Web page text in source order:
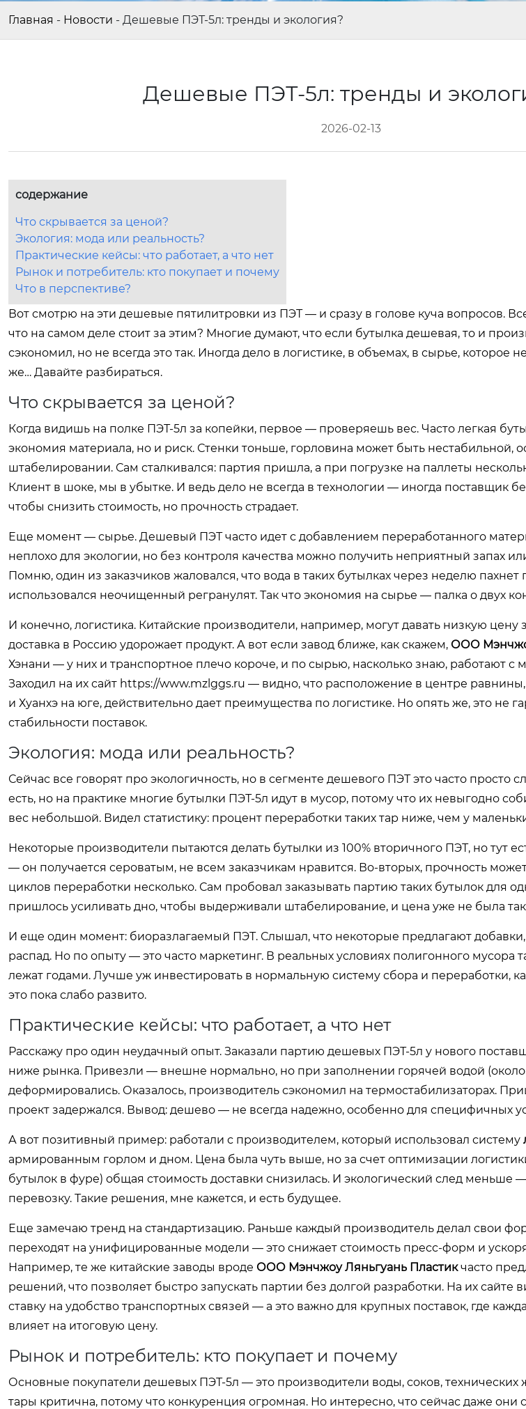
Главная - Новости - Дешевые ПЭТ-5л: тренды и экология?
Дешевые ПЭТ-5л: тренды и
2026-02-13
содержание
Что скрывается за ценой?
Экология: мода или реальность?
Практические кейсы: что работает, а что нет
Рынок и потребитель: кто покупает и почему
Что в перспективе?
Вот смотрю на эти дешевые пятилитровки из ПЭТ — и сразу в голове куча вопросов.
что на самом деле стоит за этим? Многие думают, что если бутылка дешевая, то и
сэкономил, но не всегда это так. Иногда дело в логистике, в объемах, в сырье, которое
же… Давайте разбираться.
Что скрывается за ценой?
Когда видишь на полке ПЭТ-5л за копейки, первое — проверяешь вес. Часто легкая
экономия материала, но и риск. Стенки тоньше, горловина может быть нестабильной,
штабелировании. Сам сталкивался: партия пришла, а при погрузке на паллеты
Клиент в шоке, мы в убытке. И ведь дело не всегда в технологии — иногда поставщик
чтобы снизить стоимость, но прочность страдает.
Еще момент — сырье. Дешевый ПЭТ часто идет с добавлением переработанного
неплохо для экологии, но без контроля качества можно получить неприятный запах
Помню, один из заказчиков жаловался, что вода в таких бутылках через неделю пахнет
использовался неочищенный регранулят. Так что экономия на сырье — палка о двух
И конечно, логистика. Китайские производители, например, могут давать низкую цену
доставка в Россию удорожает продукт. А вот если завод ближе, как скажем, ООО
Хэнани — у них и транспортное плечо короче, и по сырью, насколько знаю, работают с
Заходил на их сайт https://www.mzlggs.ru — видно, что расположение в центре равнины,
и Хуанхэ на юге, действительно дает преимущества по логистике. Но опять же, это не
стабильности поставок.
Экология: мода или реальность?
Сейчас все говорят про экологичность, но в сегменте дешевого ПЭТ это часто просто
есть, но на практике многие бутылки ПЭТ-5л идут в мусор, потому что их невыгодно
вес небольшой. Видел статистику: процент переработки таких тар ниже, чем у
Некоторые производители пытаются делать бутылки из 100% вторичного ПЭТ, но тут
— он получается сероватым, не всем заказчикам нравится. Во-вторых, прочность
циклов переработки несколько. Сам пробовал заказывать партию таких бутылок для
пришлось усиливать дно, чтобы выдерживали штабелирование, и цена уже не была
И еще один момент: биоразлагаемый ПЭТ. Слышал, что некоторые предлагают
распад. Но по опыту — это часто маркетинг. В реальных условиях полигонного мусора
лежат годами. Лучше уж инвестировать в нормальную систему сбора и переработки,
это пока слабо развито.
Практические кейсы: что работает, а что нет
Расскажу про один неудачный опыт. Заказали партию дешевых ПЭТ-5л у нового
ниже рынка. Привезли — внешне нормально, но при заполнении горячей водой (около
деформировались. Оказалось, производитель сэкономил на термостабилизаторах.
проект задержался. Вывод: дешево — не всегда надежно, особенно для специфичных
А вот позитивный пример: работали с производителем, который использовал систему
армированным горлом и дном. Цена была чуть выше, но за счет оптимизации
бутылок в фуре) общая стоимость доставки снизилась. И экологический след меньше
перевозку. Такие решения, мне кажется, и есть будущее.
Еще замечаю тренд на стандартизацию. Раньше каждый производитель делал свои
переходят на унифицированные модели — это снижает стоимость пресс-форм и
Например, те же китайские заводы вроде ООО Мэнчжоу Ляньгуань Пластикчасто
решений, что позволяет быстро запускать партии без долгой разработки. На их сайте
ставку на удобство транспортных связей — а это важно для крупных поставок, где
влияет на итоговую цену.
Рынок и потребитель: кто покупает и почему
Основные покупатели дешевых ПЭТ-5л — это производители воды, соков, технических
тары критична, потому что конкуренция огромная. Но интересно, что сейчас даже